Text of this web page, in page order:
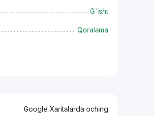
G'isht
Qoralama
Google Xaritalarda oching